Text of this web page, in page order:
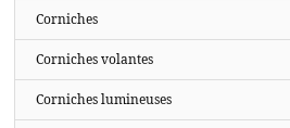
Corniches
Corniches volantes
Corniches lumineuses